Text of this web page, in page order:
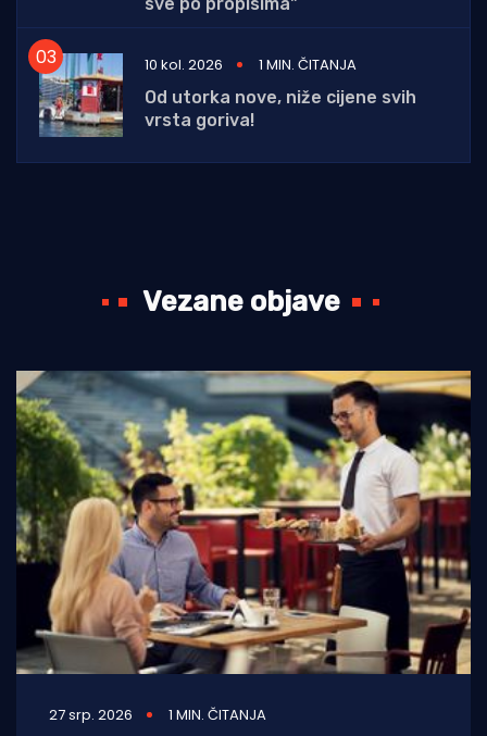
sve po propisima"
10 kol. 2026
1 MIN. ČITANJA
Od utorka nove, niže cijene svih
vrsta goriva!
Vezane objave
27 srp. 2026 1 MIN. ČITANJA